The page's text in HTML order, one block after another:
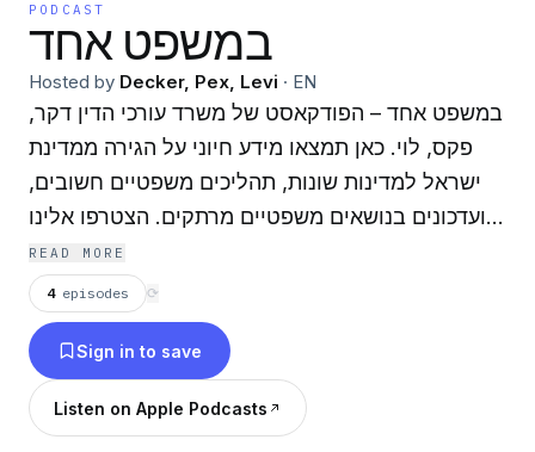
PODCAST
במשפט אחד
Hosted by Decker, Pex, Levi · EN
במשפט אחד – הפודקאסט של משרד עורכי הדין דקר,
פקס, לוי. כאן תמצאו מידע חיוני על הגירה ממדינת
ישראל למדינות שונות, תהליכים משפטיים חשובים,
ועדכונים בנושאים משפטיים מרתקים. הצטרפו אלינו
לשיחות עם מומחים בתחום המשפט, שיעשו סדר בכל
READ MORE
4 episodes ⟳
Sign in to save
Listen on Apple Podcasts